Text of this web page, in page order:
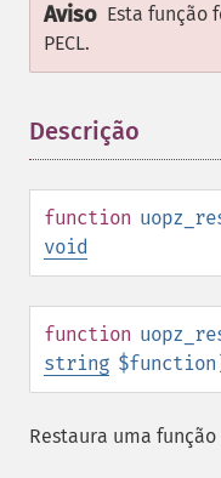
Aviso Esta função
PECL.
Descrição
function
void
function
string $function
Restaura uma